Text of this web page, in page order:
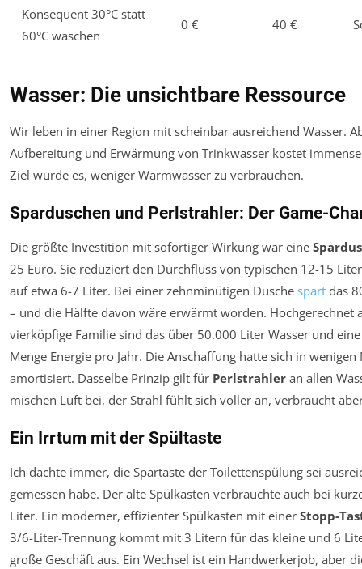
Konsequent 30°C statt
60°C waschen
0 € 40 €
Wasser: Die unsichtbare Ressource
Wir leben in einer Region mit scheinbar ausreichend Wasser.
Aufbereitung und Erwärmung von Trinkwasser kostet
Ziel wurde es, weniger Warmwasser zu verbrauchen.
Sparduschen und Perlstrahler: Der Game-
Die größte Investition mit sofortiger Wirkung war eine
25 Euro. Sie reduziert den Durchfluss von typischen 12-15
auf etwa 6-7 Liter. Bei einer zehnminütigen Dusche spart das
– und die Hälfte davon wäre erwärmt worden. Hochgerechnet
vierköpfige Familie sind das über 50.000 Liter Wasser und
Menge Energie pro Jahr. Die Anschaffung hatte sich in wenigen
amortisiert. Dasselbe Prinzip gilt für Perlstrahler an allen
mischen Luft bei, der Strahl fühlt sich voller an, verbraucht
Ein Irrtum mit der Spültaste
Ich dachte immer, die Spartaste der Toilettenspülung sei
gemessen habe. Der alte Spülkasten verbrauchte auch bei
Liter. Ein moderner, effizienter Spülkasten mit einer Stopp-
3/6-Liter-Trennung kommt mit 3 Litern für das kleine und 6
große Geschäft aus. Ein Wechsel ist ein Handwerkerjob, aber